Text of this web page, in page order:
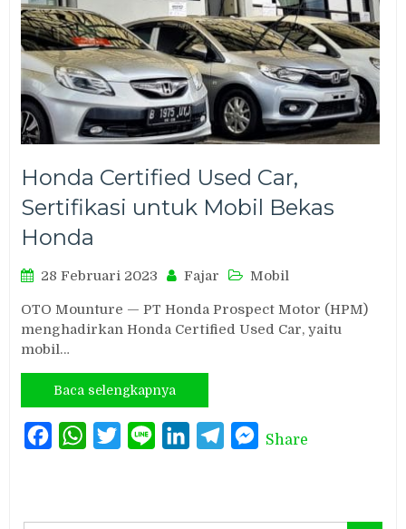
Honda Certified Used Car,
Sertifikasi untuk Mobil Bekas
Honda
28 Februari 2023 Fajar Mobil
OTO Mounture — PT Honda Prospect Motor (HPM)
menghadirkan Honda Certified Used Car, yaitu
mobil…
Baca selengkapnya
FacebookWhatsAppTwitterLine LinkedInTelegramMessenger
Share